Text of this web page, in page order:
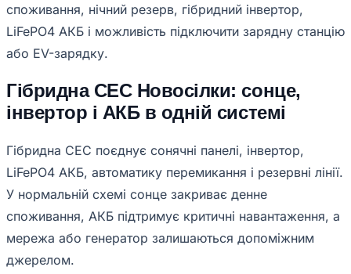
споживання, нічний резерв, гібридний інвертор,
LiFePO4 АКБ і можливість підключити зарядну станцію
або EV-зарядку.
Гібридна СЕС Новосілки: сонце,
інвертор і АКБ в одній системі
Гібридна СЕС поєднує сонячні панелі, інвертор,
LiFePO4 АКБ, автоматику перемикання і резервні лінії.
У нормальній схемі сонце закриває денне
споживання, АКБ підтримує критичні навантаження, а
мережа або генератор залишаються допоміжним
джерелом.